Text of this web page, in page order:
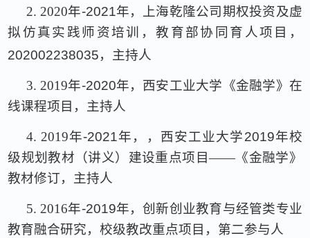
2. 2020年-2021年，上海乾隆公司期权投资及虚
拟仿真实践师资培训，教育部协同育人项目，
202002238035，主持人
3. 2019年-2020年，西安工业大学《金融学》在
线课程项目，主持人
4. 2019年-2021年，，西安工业大学2019年校
级规划教材（讲义）建设重点项目——《金融学》
教材修订，主持人
5.2016年-2019年，创新创业教育与经管类专业
教育融合研究，校级教改重点项目，第二参与人